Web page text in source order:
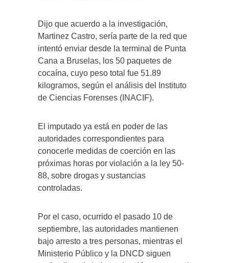
Dijo que acuerdo a la investigación,
Martinez Castro, sería parte de la red que
intentó enviar desde la terminal de Punta
Cana a Bruselas, los 50 paquetes de
cocaína, cuyo peso total fue 51.89
kilogramos, según el análisis del Instituto
de Ciencias Forenses (INACIF).
El imputado ya está en poder de las
autoridades correspondientes para
conocerle medidas de coerción en las
próximas horas por violación a la ley 50-
88, sobre drogas y sustancias
controladas.
Por el caso, ocurrido el pasado 10 de
septiembre, las autoridades mantienen
bajo arresto a tres personas, mientras el
Ministerio Público y la DNCD siguen